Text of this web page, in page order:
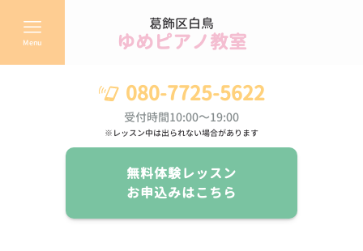
葛飾区白鳥
ゆめピアノ教室
Menu
080-7725-5622
受付時間10:00～19:00
※レッスン中は出られない場合があります
無料体験レッスン
お申込みはこちら